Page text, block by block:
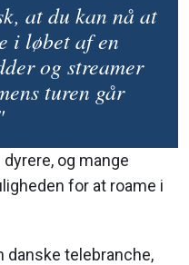
at du kan nå at
i løbet af en
og streamer
turen går
og mange
for at roame i
danske telebranche,